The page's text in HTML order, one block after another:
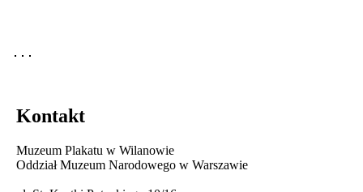
Kontakt
Muzeum Plakatu w Wilanowie
Oddział Muzeum Narodowego w Warszawie